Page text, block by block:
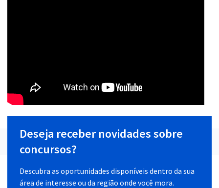
Deseja receber novidades sobre
concursos?
Descubra as oportunidades disponíveis dentro da sua
área de interesse ou da região onde você mora.